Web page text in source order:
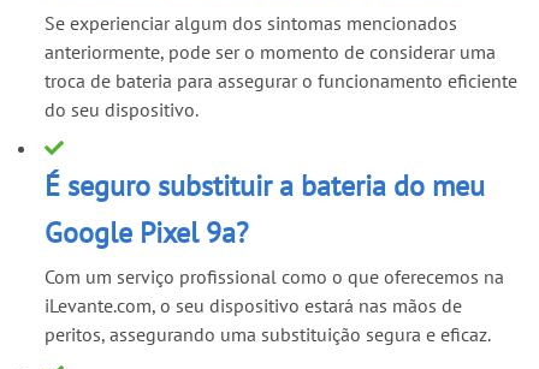
Se experienciar algum dos sintomas mencionados
anteriormente, pode ser o momento de considerar uma
troca de bateria para assegurar o funcionamento eficiente
do seu dispositivo.
É seguro substituir a bateria do meu
Google Pixel 9a?
Com um serviço profissional como o que oferecemos na
iLevante.com, o seu dispositivo estará nas mãos de
peritos, assegurando uma substituição segura e eficaz.